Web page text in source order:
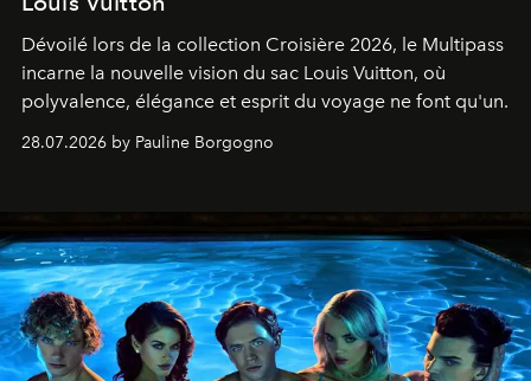
Dévoilé lors de la collection Croisière 2026, le Multipass
incarne la nouvelle vision du sac Louis Vuitton, où
polyvalence, élégance et esprit du voyage ne font qu'un.
28.07.2026 by Pauline Borgogno